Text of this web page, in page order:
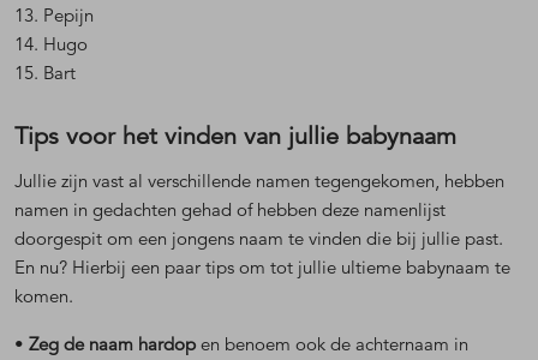
13. Pepijn
14. Hugo
15. Bart
Tips voor het vinden van jullie babynaam
Jullie zijn vast al verschillende namen tegengekomen, hebben
namen in gedachten gehad of hebben deze namenlijst
doorgespit om een jongens naam te vinden die bij jullie past.
En nu? Hierbij een paar tips om tot jullie ultieme babynaam te
komen.
• Zeg de naam hardop en benoem ook de achternaam in